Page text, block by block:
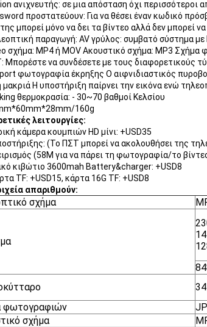
ανιχνευτής: σε μια απόσταση όχι περισσότεροι
προστατεύουν: Για να θέσει έναν κωδικό
μπορεί μόνο να δει τα βίντεο αλλά δεν μπορεί να
παραγωγή: AV γρύλος: συμβατό σύστημα με
σχήμα: MP4 ή MOV Ακουστικό σχήμα: MP3 Σχήμα
Μπορέστε να συνδέσετε με τους διαφορετικούς
φωτογραφία έκρηξης Ο αιφνιδιαστικός
μακριά Η υποστήριξη παίρνει την εικόνα ενώ
θερμοκρασία: - 30~70 βαθμοί Κελσίου
160g
λειτουργίες:
κάμερα κουμπιών HD μίνι: +USD35
(Το ΠΣΤ μπορεί να ακολουθήσει της
(58M για να πάρει τη φωτογραφία/το
κιβώτιο 3600mah Battery&charger: +USD8
TF: +USD15, κάρτα 16G TF: +USD8
απαριθμούν:
σχήμα
φωτογραφιών
σχήμα